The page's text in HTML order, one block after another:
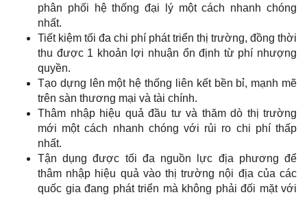
phân phối hệ thống đại lý một cách nhanh chóng
nhất.
Tiết kiệm tối đa chi phí phát triển thị trường, đồng thời
thu được 1 khoản lợi nhuận ổn định từ phí nhượng
quyền.
Tạo dựng lên một hệ thống liên kết bền bỉ, mạnh mẽ
trên sàn thương mại và tài chính.
Thâm nhập hiệu quả đầu tư và thăm dò thị trường
mới một cách nhanh chóng với rủi ro chi phí thấp
nhất.
Tận dụng được tối đa nguồn lực địa phương để
thâm nhập hiệu quả vào thị trường nội địa của các
quốc gia đang phát triển mà không phải đối mặt với